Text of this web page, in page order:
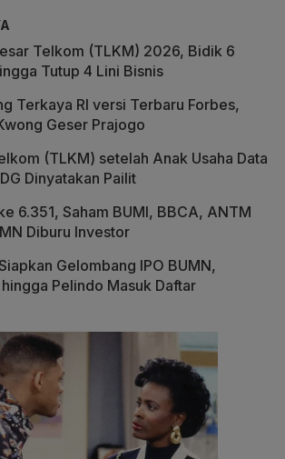
Telkom (TLKM) 2026, Bidik 6
Tutup 4 Lini Bisnis
Terkaya RI versi Terbaru Forbes,
Geser Prajogo
(TLKM) setelah Anak Usaha Data
Dinyatakan Pailit
6.351, Saham BUMI, BBCA, ANTM
Diburu Investor
Gelombang IPO BUMN,
Pelindo Masuk Daftar